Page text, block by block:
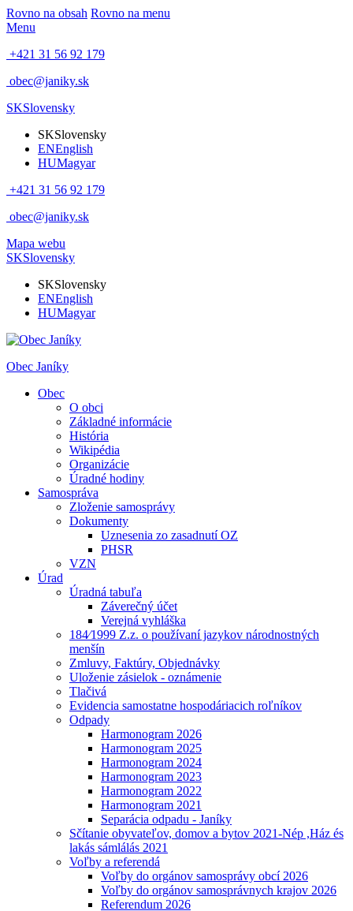
Rovno na obsah Rovno na menu
Menu
+421 31 56 92 179
obec@janiky.sk
SKSlovensky
SKSlovensky
ENEnglish
HUMagyar
+421 31 56 92 179
obec@janiky.sk
Mapa webu
SKSlovensky
SKSlovensky
ENEnglish
HUMagyar
Obec Janíky
Obec
O obci
Základné informácie
História
Wikipédia
Organizácie
Úradné hodiny
Samospráva
Zloženie samosprávy
Dokumenty
Uznesenia zo zasadnutí OZ
PHSR
VZN
Úrad
Úradná tabuľa
Záverečný účet
Verejná vyhláška
184⁄1999 Z.z. o používaní jazykov národnostných
menšín
Zmluvy, Faktúry, Objednávky
Uloženie zásielok - oznámenie
Tlačivá
Evidencia samostatne hospodáriacich roľníkov
Odpady
Harmonogram 2026
Harmonogram 2025
Harmonogram 2024
Harmonogram 2023
Harmonogram 2022
Harmonogram 2021
Separácia odpadu - Janíky
Sčítanie obyvateľov, domov a bytov 2021-Nép ,Ház és
lakás sámlálás 2021
Voľby a referendá
Voľby do orgánov samosprávy obcí 2026
Voľby do orgánov samosprávnych krajov 2026
Referendum 2026